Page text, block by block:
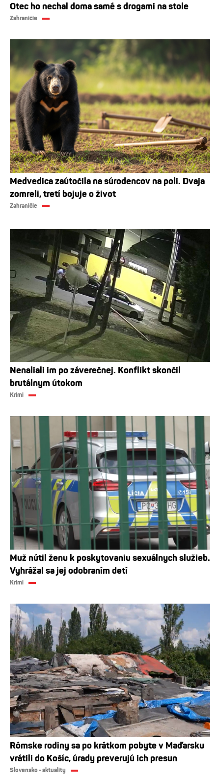
Otec ho nechal doma samé s drogami na stole
Zahraničie
Medvedica zaútočila na súrodencov na poli. Dvaja
zomreli, tretí bojuje o život
Zahraničie
Nenaliali im po záverečnej. Konflikt skončil
brutálnym útokom
Krimi
Muž nútil ženu k poskytovaniu sexuálnych služieb.
Vyhrážal sa jej odobraním detí
Krimi
Rómske rodiny sa po krátkom pobyte v Maďarsku
vrátili do Košíc, úrady preverujú ich presun
Slovensko - aktuality